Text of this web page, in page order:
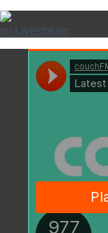
im Livestream